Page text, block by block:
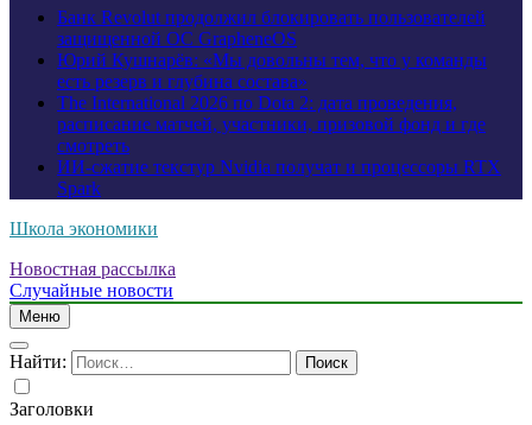
Банк Revolut продолжил блокировать пользователей
защищенной ОС GrapheneOS
Юрий Кушнарёв: «Мы довольны тем, что у команды
есть резерв и глубина состава»
The International 2026 по Dota 2: дата проведения,
расписание матчей, участники, призовой фонд и где
смотреть
ИИ-сжатие текстур Nvidia получат и процессоры RTX
Spark
Школа экономики
Новостная рассылка
Случайные новости
Меню
Найти:
Заголовки